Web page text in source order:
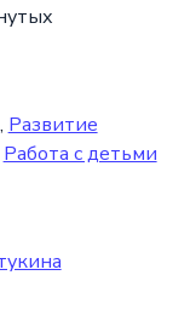
, Развитие
Работа с детьми